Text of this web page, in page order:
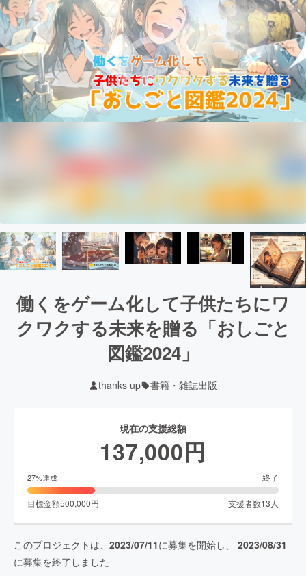
働くをゲーム化して子供たちにワ
クワクする未来を贈る「おしごと
図鑑2024」
thanks up 書籍・雑誌出版
現在の支援総額
137,000円
27%達成 終了
目標金額500,000円 支援者数13 人
このプロジェクトは、 2023/07/11に募集を開始し、 2023/08/31
に募集を終了しました